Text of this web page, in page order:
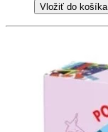
Vložiť do košíka